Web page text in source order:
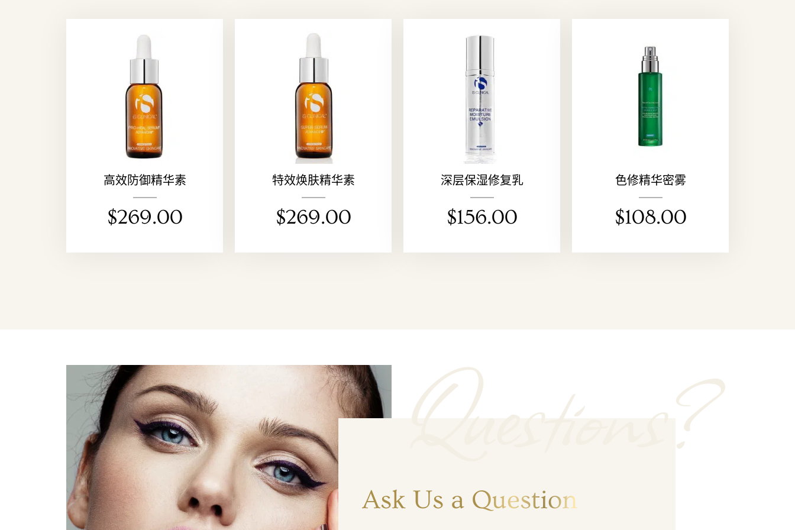
高效防御精华素
$269.00
特效焕肤精华素
$269.00
深层保湿修复乳
$156.00
色修精华密雾
$108.00
Questions?
Ask Us a Question